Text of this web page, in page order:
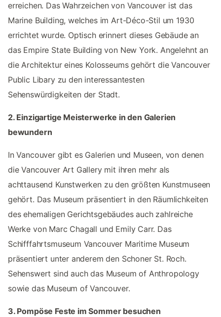
erreichen. Das Wahrzeichen von Vancouver ist das
Marine Building, welches im Art-Déco-Stil um 1930
errichtet wurde. Optisch erinnert dieses Gebäude an
das Empire State Building von New York. Angelehnt an
die Architektur eines Kolosseums gehört die Vancouver
Public Libary zu den interessantesten
Sehenswürdigkeiten der Stadt.
2. Einzigartige Meisterwerke in den Galerien
bewundern
In Vancouver gibt es Galerien und Museen, von denen
die Vancouver Art Gallery mit ihren mehr als
achttausend Kunstwerken zu den größten Kunstmuseen
gehört. Das Museum präsentiert in den Räumlichkeiten
des ehemaligen Gerichtsgebäudes auch zahlreiche
Werke von Marc Chagall und Emily Carr. Das
Schifffahrtsmuseum Vancouver Maritime Museum
präsentiert unter anderem den Schoner St. Roch.
Sehenswert sind auch das Museum of Anthropology
sowie das Museum of Vancouver.
3. Pompöse Feste im Sommer besuchen